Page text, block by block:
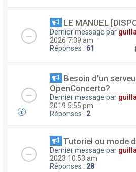
LE MANUEL
Dernier message par
2026 7:39 am
Réponses : 61
Besoin d'un
OpenConcerto?
Dernier message par
2019 5:55 pm
Réponses : 2
Tutoriel ou mode
Dernier message par
2023 10:53 am
Réponses : 28